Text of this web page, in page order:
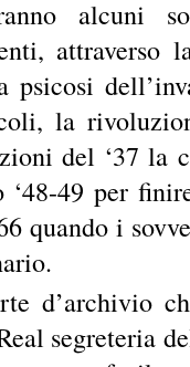
alcuni
attraverso
psicosi
la
del ‘37 la
‘48-49 per
quando i
d’archivio
segreteria